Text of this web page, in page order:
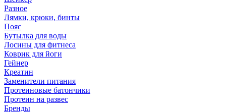
Разное
Лямки, крюки, бинты
Пояс
Бутылка для воды
Лосины для фитнеса
Коврик для йоги
Гейнер
Креатин
Заменители питания
Протеиновые батончики
Протеин на развес
Бренды